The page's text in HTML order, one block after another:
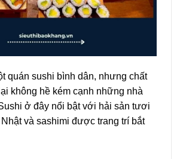
quán sushi bình dân, nhưng chất
không hề kém cạnh những nhà
ở đây nổi bật với hải sản tươi
và sashimi được trang trí bắt